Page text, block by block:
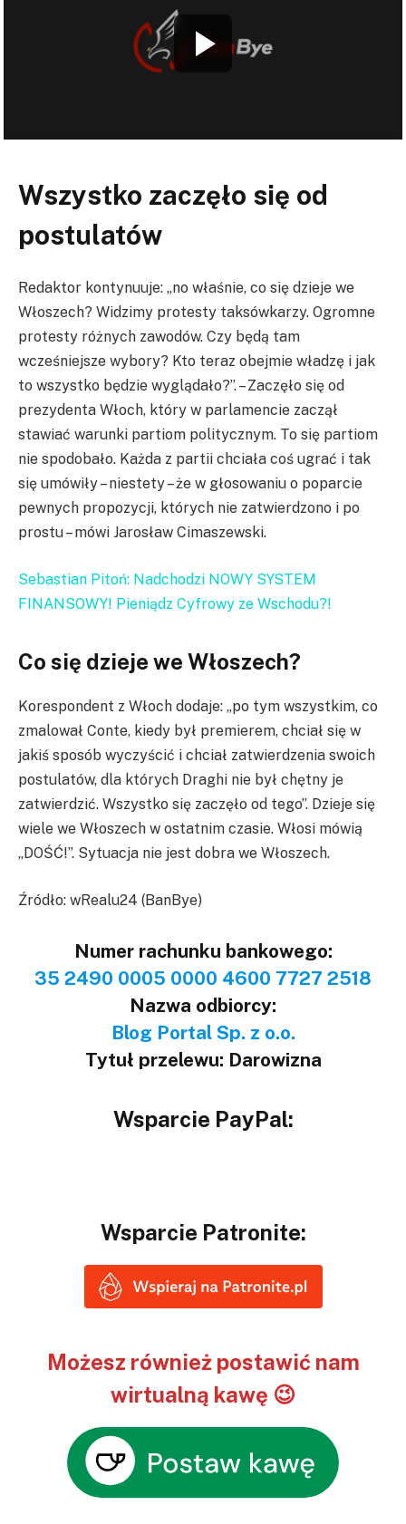
Wszystko zaczęło się od
postulatów
Redaktor kontynuuje: „no właśnie, co się dzieje we
Włoszech? Widzimy protesty taksówkarzy. Ogromne
protesty różnych zawodów. Czy będą tam
wcześniejsze wybory? Kto teraz obejmie władzę i jak
to wszystko będzie wyglądało?”. – Zaczęło się od
prezydenta Włoch, który w parlamencie zaczął
stawiać warunki partiom politycznym. To się partiom
nie spodobało. Każda z partii chciała coś ugrać i tak
się umówiły – niestety – że w głosowaniu o poparcie
pewnych propozycji, których nie zatwierdzono i po
prostu – mówi Jarosław Cimaszewski.
Sebastian Pitoń: Nadchodzi NOWY SYSTEM
FINANSOWY! Pieniądz Cyfrowy ze Wschodu?!
Co się dzieje we Włoszech?
Korespondent z Włoch dodaje: „po tym wszystkim, co
zmalował Conte, kiedy był premierem, chciał się w
jakiś sposób wyczyścić i chciał zatwierdzenia swoich
postulatów, dla których Draghi nie był chętny je
zatwierdzić. Wszystko się zaczęło od tego”. Dzieje się
wiele we Włoszech w ostatnim czasie. Włosi mówią
„DOŚĆ!”. Sytuacja nie jest dobra we Włoszech.
Źródło: wRealu24 (BanBye)
Numer rachunku bankowego:
35 2490 0005 0000 4600 7727 2518
Nazwa odbiorcy:
Blog Portal Sp. z o.o.
Tytuł przelewu: Darowizna
Wsparcie PayPal:
Wsparcie Patronite:
Możesz również postawić nam
wirtualną kawę 😉